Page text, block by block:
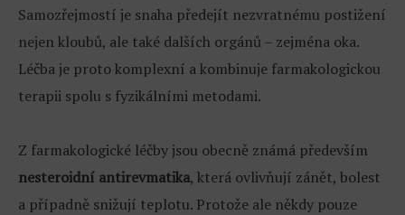
Samozřejmostí je snaha předejít nezvratnému postižení
nejen kloubů, ale také dalších orgánů – zejména oka.
Léčba je proto komplexní a kombinuje farmakologickou
terapii spolu s fyzikálními metodami.
Z farmakologické léčby jsou obecně známá především
nesteroidní antirevmatika, která ovlivňují zánět, bolest
a případně snižují teplotu. Protože ale někdy pouze